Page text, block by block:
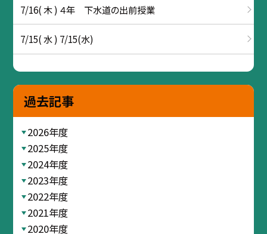
7/16( 木 ) ４年 下水道の出前授業
7/15( 水 ) 7/15(水)
過去記事
2026年度
2025年度
2024年度
2023年度
2022年度
2021年度
2020年度